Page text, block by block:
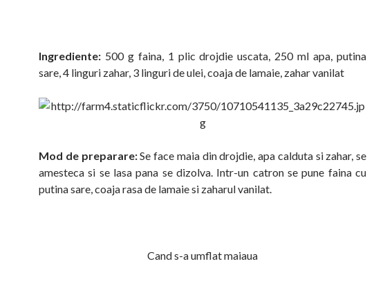
Ingrediente: 500 g faina, 1 plic drojdie uscata, 250 ml apa, putina
sare, 4 linguri zahar, 3 linguri de ulei, coaja de lamaie, zahar vanilat
Mod de preparare:Se face maia din drojdie, apa calduta si zahar, se
amesteca si se lasa pana se dizolva. Intr-un catron se pune faina cu
putina sare, coaja rasa de lamaie si zaharul vanilat.
Cand s-a umflat maiaua